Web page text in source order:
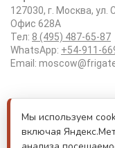
127030, г. Москва, ул.
Офис 628А
Тел: 8 (495) 487-65-87
WhatsApp: +54-911-
Email:
Положение об
Лицензия Tottori #3-92
Реестровый номер
Мы используем
включая